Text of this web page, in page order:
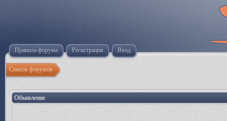
Правила форума Регистрация Вход
Список форумов
Объявление